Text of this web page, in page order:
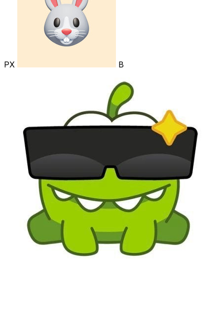
РХ В